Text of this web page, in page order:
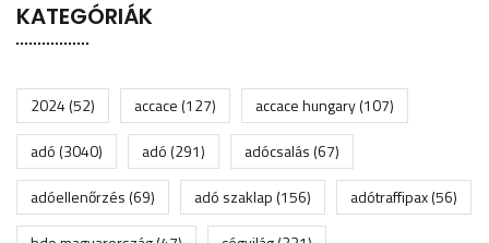
KATEGÓRIÁK
2024(52) accace(127) accace hungary(107)
adó(3040) adó(291) adócsalás(67)
adóellenőrzés(69) adó szaklap(156) adótraffipax(56)